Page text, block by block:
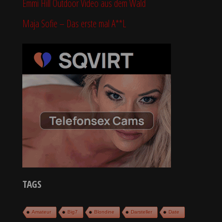
Emmi Hill Outdoor Video aus dem Wald
Maja Sofie – Das erste mal A**L
TAGS
Amateur Big7 Blondine Darsteller Date